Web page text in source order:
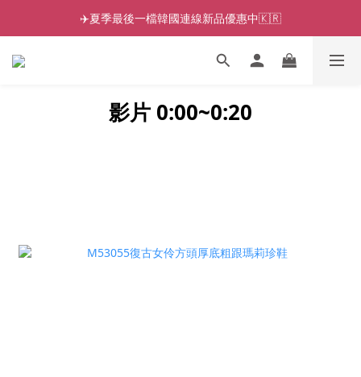
✈️夏季最後一檔韓國連線新品優惠中🇰🇷
影片 0:00~0:20